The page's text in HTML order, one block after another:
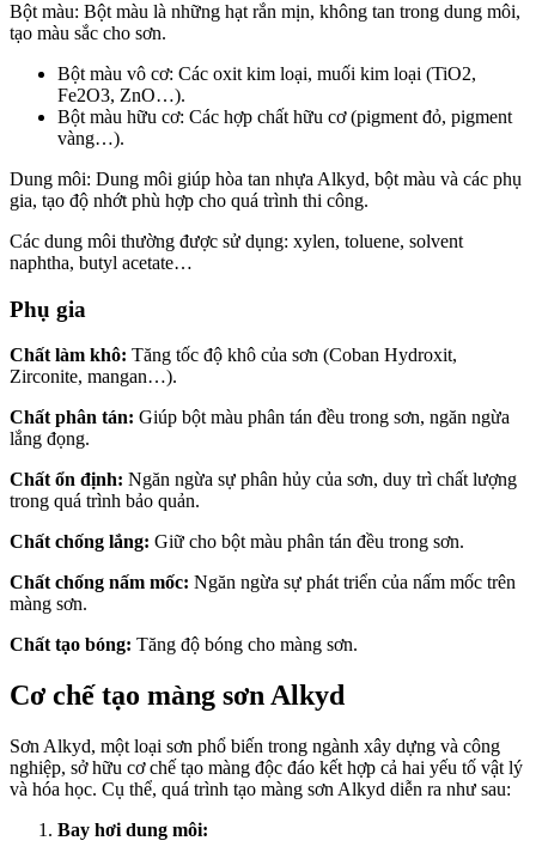
Bột màu: Bột màu là những hạt rắn mịn, không tan trong dung môi,
tạo màu sắc cho sơn.
Bột màu vô cơ: Các oxit kim loại, muối kim loại (TiO2,
Fe2O3, ZnO…).
Bột màu hữu cơ: Các hợp chất hữu cơ (pigment đỏ, pigment
vàng…).
Dung môi: Dung môi giúp hòa tan nhựa Alkyd, bột màu và các phụ
gia, tạo độ nhớt phù hợp cho quá trình thi công.
Các dung môi thường được sử dụng: xylen, toluene, solvent
naphtha, butyl acetate…
Phụ gia
Chất làm khô: Tăng tốc độ khô của sơn (Coban Hydroxit,
Zirconite, mangan…).
Chất phân tán: Giúp bột màu phân tán đều trong sơn, ngăn ngừa
lắng đọng.
Chất ổn định: Ngăn ngừa sự phân hủy của sơn, duy trì chất lượng
trong quá trình bảo quản.
Chất chống lắng: Giữ cho bột màu phân tán đều trong sơn.
Chất chống nấm mốc: Ngăn ngừa sự phát triển của nấm mốc trên
màng sơn.
Chất tạo bóng: Tăng độ bóng cho màng sơn.
Cơ chế tạo màng sơn Alkyd
Sơn Alkyd, một loại sơn phổ biến trong ngành xây dựng và công
nghiệp, sở hữu cơ chế tạo màng độc đáo kết hợp cả hai yếu tố vật lý
và hóa học. Cụ thể, quá trình tạo màng sơn Alkyd diễn ra như sau:
Bay hơi dung môi: